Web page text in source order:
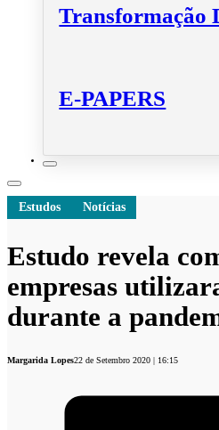
Transformação
E-PAPERS
Estudos Notícias
Estudo revela
empresas
durante a
Margarida Lopes22 de Setembro 2020 | 16:15